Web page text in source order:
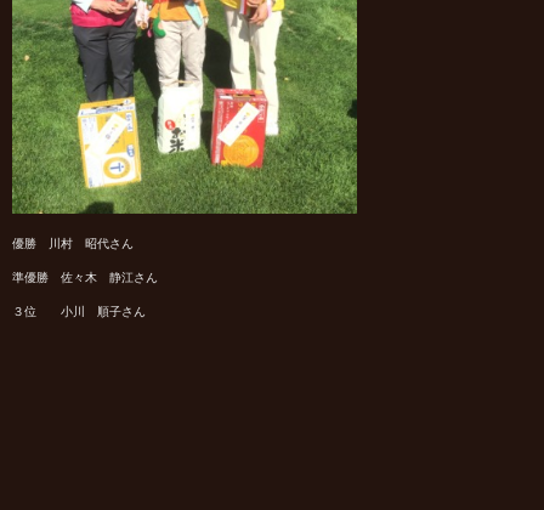
優勝 川村 昭代さん
準優勝 佐々木 静江さん
３位 小川 順子さん